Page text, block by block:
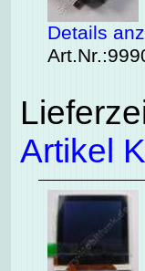
Details
Artikel